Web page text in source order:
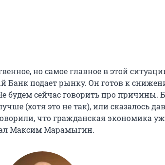
но самое главное в этой
Банк подает рынку. Он готов к
будем сейчас говорить про причины.
(хотя это не так), или сказалось
что гражданская экономика
Максим Марамыгин.